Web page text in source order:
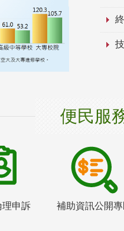
便民服
理申訴 補助資訊公開專